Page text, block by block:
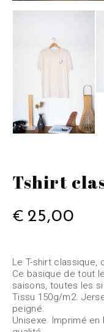
Tshirt
€ 25,00
Le T-shirt classique,
Ce basique de tout
saisons, toutes les
Tissu 150g/m2.
peigné.
Unisexe. Imprimé